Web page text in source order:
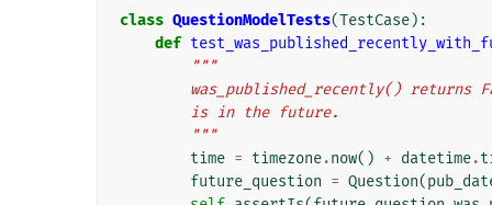
class QuestionModelTests(TestCase):
def
"""
was_published_recently()
        is in the future.
        """
time = timezone.now() + datetime.
future_question = Question(